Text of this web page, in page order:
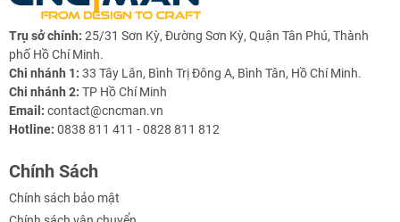
- Độ rộng xung: 350ns
- phần mềm: EZCAD2.14.11-LITE
- Bộ điều khiển:FBLI-B-LV4
- Bước sóng của laser: 1064nm
- Ký tự tối thiểu: 0,001mm
- Tốc độ đánh dấu: 6000mm/s
- Định dạng hỗ trợ: PLT, BMP, DXF, JPG, TIF, AI,..
- Hành trình nâng:500mm
- Làm mát : cách làm mát bằng gió
Trụ sở chính: 25/31 Sơn Kỳ, Đường Sơn Kỳ, Quận Tân Phú, Thành
phố Hồ Chí Minh.
Chi nhánh 1: 33 Tây Lân, Bình Trị Đông A, Bình Tân, Hồ Chí Minh.
Chi nhánh 2: TP Hồ Chí Minh
Email: contact@cncman.vn
Hotline: 0838 811 411 - 0828 811 812
Chính Sách
Chính sách bảo mật